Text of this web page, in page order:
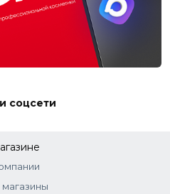
соцсети